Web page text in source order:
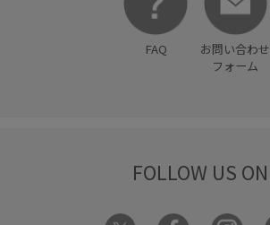
FAQ
お問い合わせ
フォーム
FOLLOW US ON